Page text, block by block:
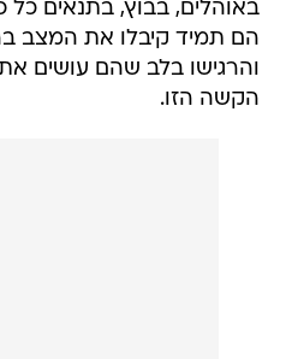
באוהלים, בבוץ, בתנאים כל
הם תמיד קיבלו את המצב
והרגישו בלב שהם עושים
הקשה הזו.